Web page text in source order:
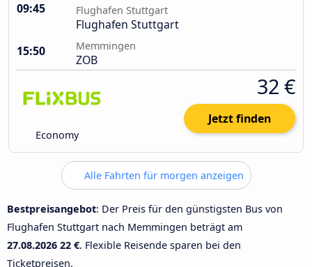
09:45 Flughafen Stuttgart
Flughafen Stuttgart
15:50
Memmingen
ZOB
Economy
32 €
Jetzt finden
Alle Fahrten für morgen anzeigen
Bestpreisangebot: Der Preis für den günstigsten Bus von
Flughafen Stuttgart nach Memmingen beträgt am
27.08.2026 22 €. Flexible Reisende sparen bei den
Ticketpreisen.